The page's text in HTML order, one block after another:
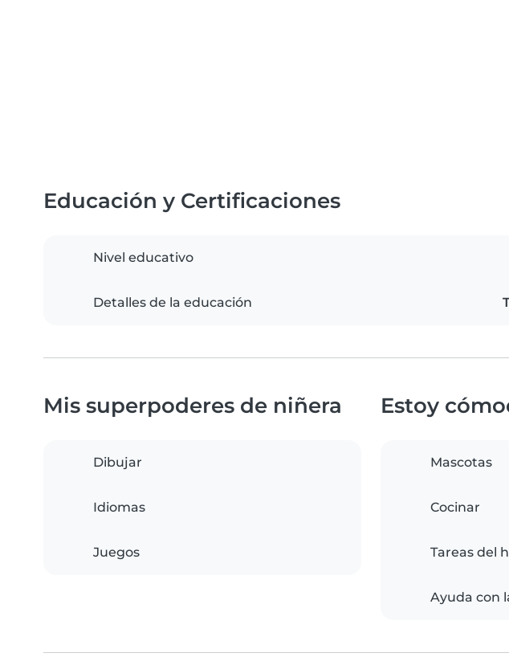
Educación y Certificaciones
Nivel educativo
Detalles de la educación
Mis superpoderes de niñera
Dibujar
Idiomas
Juegos
Estoy
Mascotas
Cocinar
Tareas del
Ayuda con